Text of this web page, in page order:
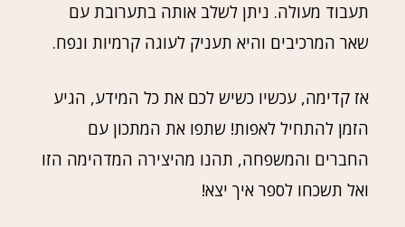
תעבוד מעולה. ניתן לשלב אותה בתערובת עם
שאר המרכיבים והיא תעניק לעוגה קרמיות ונפח.
אז קדימה, עכשיו כשיש לכם את כל המידע, הגיע
הזמן להתחיל לאפות! שתפו את המתכון עם
החברים והמשפחה, תהנו מהיצירה המדהימה הזו
ואל תשכחו לספר איך יצא!